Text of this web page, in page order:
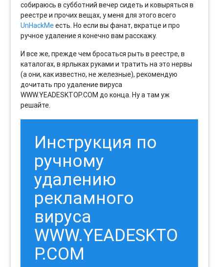
собираюсь в субботний вечер сидеть и ковыряться в
реестре и прочих вещах, у меня для этого всего
UnHackMeесть. Но если вы фанат, вкратце и про
ручное удаление я конечно вам расскажу.
И все же, прежде чем бросаться рыть в реестре, в
каталогах, в ярлыках руками и тратить на это нервы
(а они, как известно, не железные), рекомендую
дочитать про удаление вируса
WWW.YEADESKTOP.COM до конца. Ну а там уж
решайте.
Инструкция по
ручному
удалению
рекламного
вируса
WWW.YEADESKTO
P.COM